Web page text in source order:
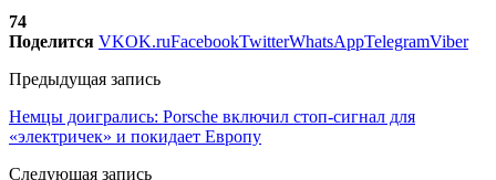
74
Поделится VKOK.ruFacebookTwitterWhatsAppTelegramViber
Предыдущая запись
Немцы доигрались: Porsche включил стоп-сигнал для
«электричек» и покидает Европу
Следующая запись